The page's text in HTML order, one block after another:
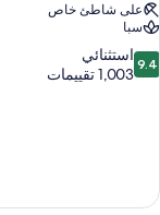
على شاطئ خاص
سبا
9.4
من
9.4 استثنائي
1,003 تقييمات